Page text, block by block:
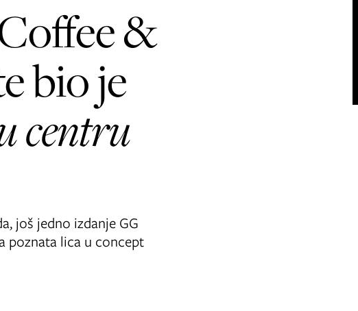
&
bio je
centru
još jedno izdanje GG
poznata lica u concept